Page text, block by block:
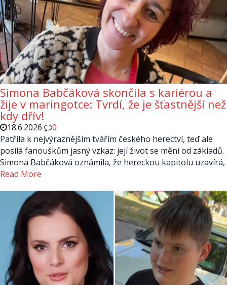
Simona Babčáková skončila s kariérou a
žije v maringotce: Tvrdí, že je šťastnější než
kdy dřív!
18.6.2026
0
Patřila k nejvýraznějším tvářím českého herectví, teď ale
posílá fanouškům jasný vzkaz: její život se mění od základů.
Simona Babčáková oznámila, že hereckou kapitolu uzavírá,
Read More